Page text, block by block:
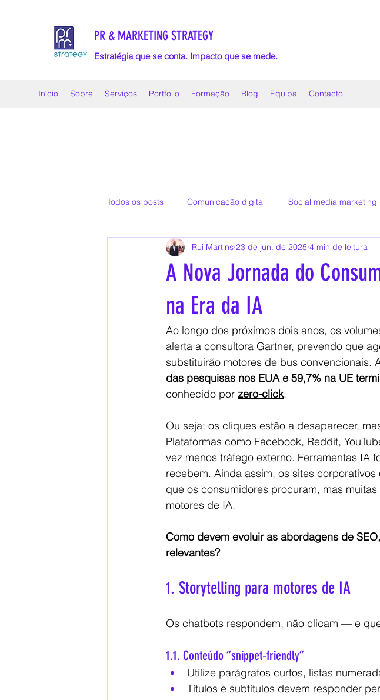
PR & MARKETING STRATEGY
Estratégia que se conta. Impacto que se mede.
Início Sobre Serviços Portfolio Formação Blog Equipa Contacto
Todos os posts Comunicação digital Social media marketing
Métricas de desempenho Storytelling digital
Inteligência Artificial Branded Content
Saúde no Trabalho Comunicação em saúde
A Nova Jornada do
na Era da IA
Rui Martins 23 de jun. de 2025 4 min de leitura
Ao longo dos próximos dois anos, os
alerta a consultora Gartner, prevendo que
substituirão motores de bus convencionais.
das pesquisas nos EUA e 59,7% na UE
conhecido por zero-click.
Ou seja: os cliques estão a desaparecer,
Plataformas como Facebook, Reddit,
vez menos tráfego externo. Ferramentas IA
recebem. Ainda assim, os sites
que os consumidores procuram, mas
motores de IA.
Como devem evoluir as abordagens de
relevantes?
1. Storytelling para motores de IA
Os chatbots respondem, não clicam — e
1.1. Conteúdo “snippet‑friendly”
Utilize parágrafos curtos, listas
Títulos e subtítulos devem responder